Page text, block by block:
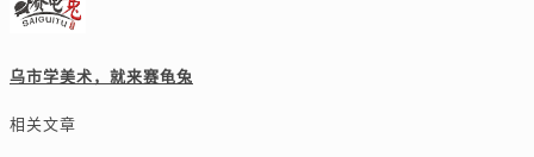
乌市学美术，就来赛龟兔
相关文章